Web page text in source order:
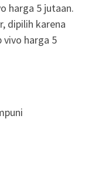
harga 5 jutaan.
dipilih karena
harga 5